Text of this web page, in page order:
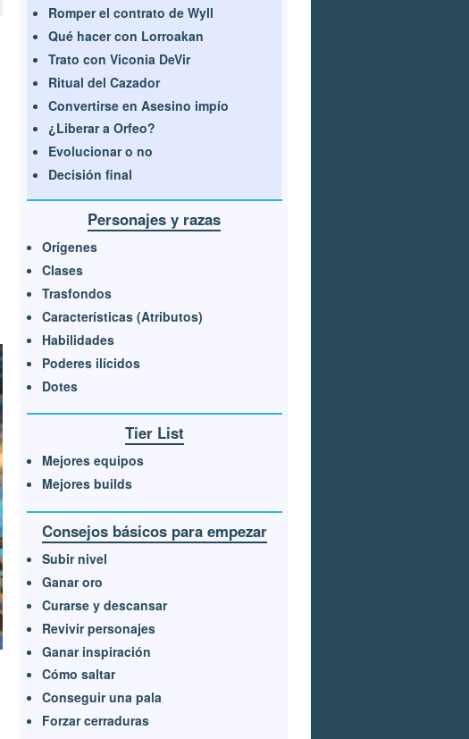
Romper el contrato de Wyll
Qué hacer con Lorroakan
Trato con Viconia DeVir
Ritual del Cazador
Convertirse en Asesino impío
¿Liberar a Orfeo?
Evolucionar o no
Decisión final
Personajes y razas
Orígenes
Clases
Trasfondos
Características (Atributos)
Habilidades
Poderes ilícidos
Dotes
Tier List
Mejores equipos
Mejores builds
Consejos básicos para empezar
Subir nivel
Ganar oro
Curarse y descansar
Revivir personajes
Ganar inspiración
Cómo saltar
Conseguir una pala
Forzar cerraduras